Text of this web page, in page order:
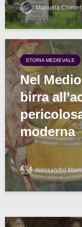
Manuela
STORIA MEDIEVALE
Nel
birra
moderna
Alessandro